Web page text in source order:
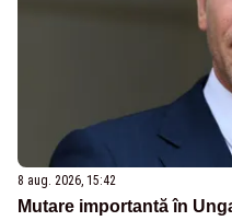
8 aug. 2026, 15:42
Mutare importantă în